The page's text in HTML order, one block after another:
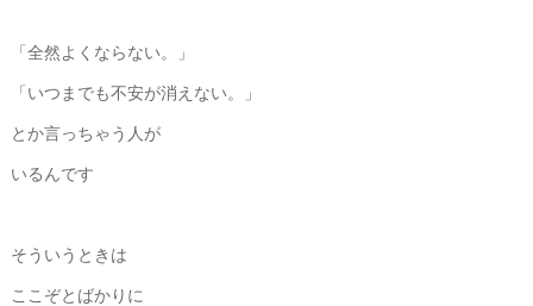
「全然よくならない。」
「いつまでも不安が消えない。」
とか言っちゃう人が
いるんです
そういうときは
ここぞとばかりに